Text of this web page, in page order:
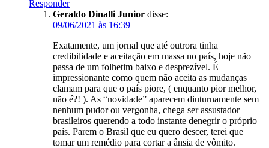
Responder
Geraldo Dinalli Junior disse:
09/06/2021 às 16:39
Exatamente, um jornal que até outrora tinha
credibilidade e aceitação em massa no país, hoje não
passa de um folhetim baixo e desprezível. É
impressionante como quem não aceita as mudanças
clamam para que o país piore, ( enquanto pior melhor,
não é?! ). As “novidade” aparecem diuturnamente sem
nenhum pudor ou vergonha, chega ser assustador
brasileiros querendo a todo instante denegrir o próprio
país. Parem o Brasil que eu quero descer, terei que
tomar um remédio para cortar a ânsia de vômito.